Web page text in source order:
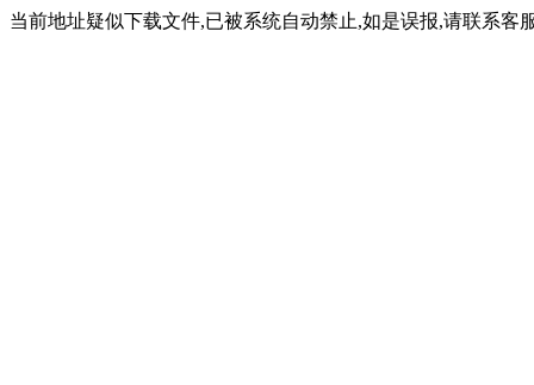
当前地址疑似下载文件,已被系统自动禁止,如是误报,请联系客